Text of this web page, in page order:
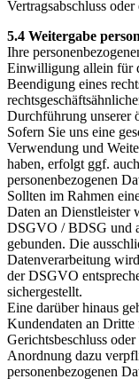
Vertragsabschluss
5.4 Weitergabe
Ihre
Einwilligung allein für
Beendigung eines
Durchführung unserer
Sofern Sie uns eine
Verwendung und
haben, erfolgt ggf.
personenbezogenen
Sollten im Rahmen
Daten an Dienstleister
DSGVO / BDSG und
gebunden. Die
Datenverarbeitung
der DSGVO
sichergestellt.
Eine darüber hinaus
Kundendaten an
Gerichtsbeschluss
Anordnung dazu
personenbezogenen